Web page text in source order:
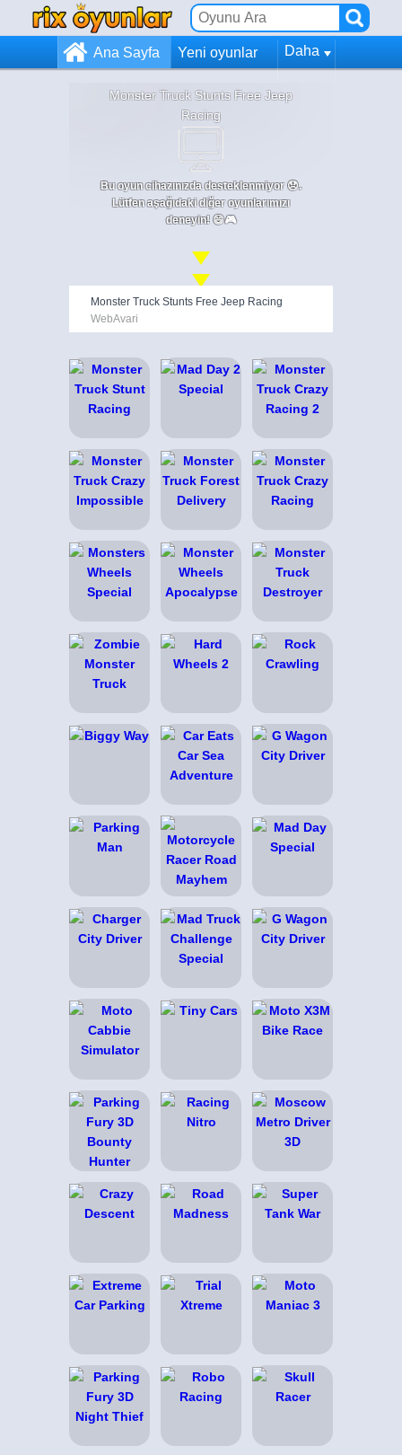
Ana Sayfa Yeni oyunlar Daha
Monster Truck Stunts Free Jeep
Racing
Bu oyun cihazınızda desteklenmiyor 😞.
Lütfen aşağıdaki diğer oyunlarımızı
deneyin! 😄🎮
Monster Truck Stunts Free Jeep Racing
WebAvari